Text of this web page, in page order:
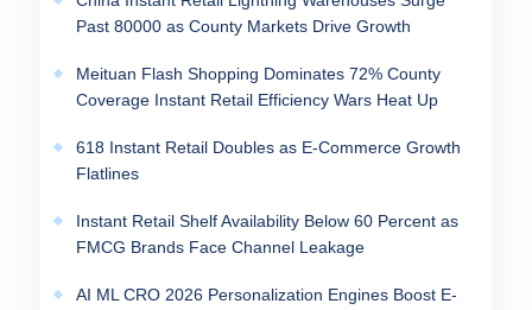
Past 80000 as County Markets Drive Growth
Meituan Flash Shopping Dominates 72% County
Coverage Instant Retail Efficiency Wars Heat Up
618 Instant Retail Doubles as E-Commerce Growth
Flatlines
Instant Retail Shelf Availability Below 60 Percent as
FMCG Brands Face Channel Leakage
AI ML CRO 2026 Personalization Engines Boost E-